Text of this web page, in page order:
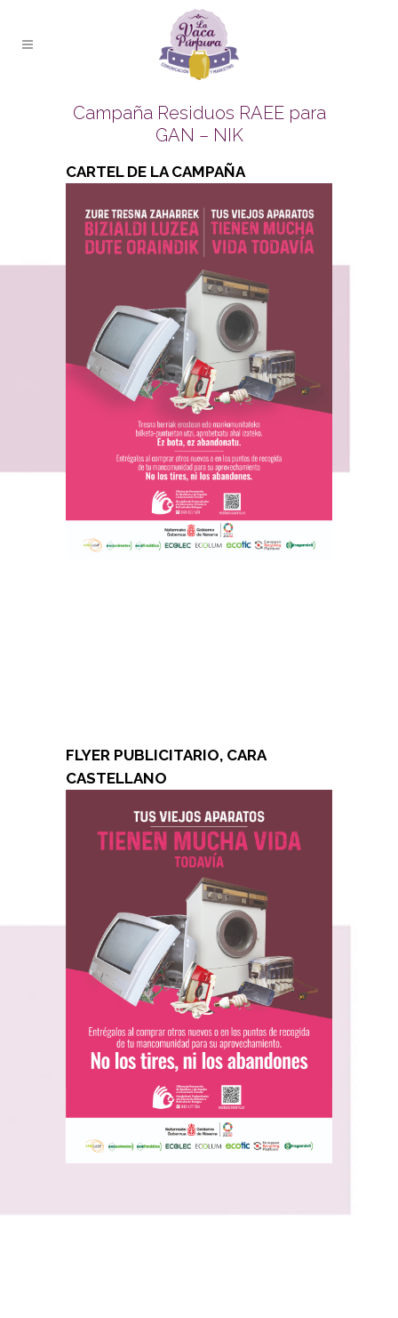
Campaña Residuos RAEE para
GAN – NIK
CARTEL DE LA CAMPAÑA
FLYER PUBLICITARIO, CARA
CASTELLANO